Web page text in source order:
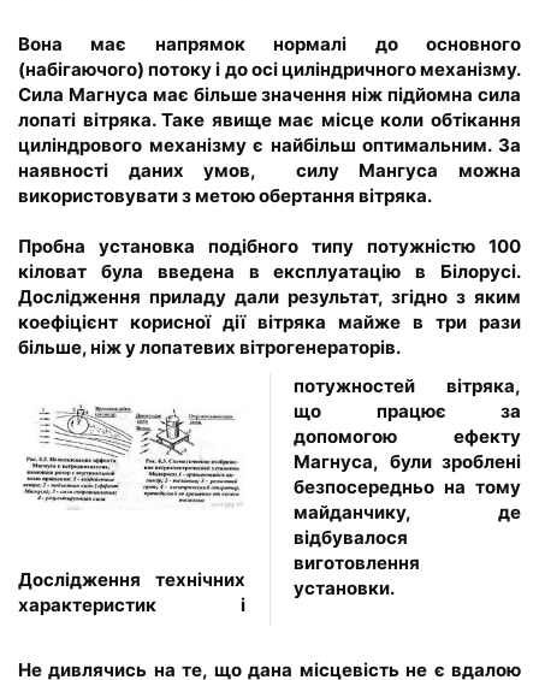
Вона має напрямок нормалі до основного
(набігаючого) потоку і до осі циліндричного механізму.
Сила Магнуса має більше значення ніж підйомна сила
лопаті вітряка. Таке явище має місце коли обтікання
циліндрового механізму є найбільш оптимальним. За
наявності даних умов, силу Мангуса можна
використовувати з метою обертання вітряка.
Пробна установка подібного типу потужністю 100
кіловат була введена в експлуатацію в Білорусі.
Дослідження приладу дали результат, згідно з яким
коефіцієнт корисної дії вітряка майже в три рази
більше, ніж у лопатевих вітрогенераторів.
Дослідження технічних
характеристик і
потужностей вітряка,
що працює за
допомогою ефекту
Магнуса, були зроблені
безпосередньо на тому
майданчику, де
відбувалося
виготовлення
установки.
Не дивлячись на те, що дана місцевість не є вдалою